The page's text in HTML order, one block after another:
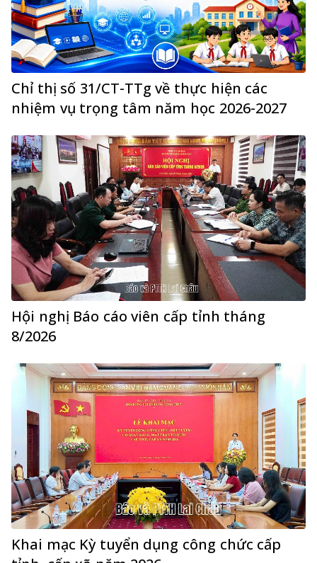
Chỉ thị số 31/CT-TTg về thực hiện các
nhiệm vụ trọng tâm năm học 2026-2027
Hội nghị Báo cáo viên cấp tỉnh tháng
8/2026
Khai mạc Kỳ tuyển dụng công chức cấp